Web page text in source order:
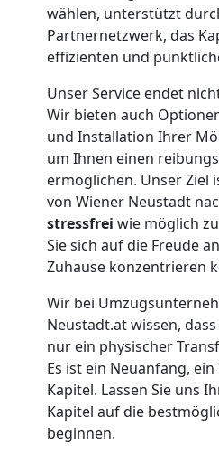
wählen, unterstützt
Partnernetzwerk, das
effizienten und
Unser Service endet
Wir bieten auch
und Installation Ihrer
um Ihnen einen
ermöglichen. Unser Ziel
von Wiener Neustadt
stressfrei wie möglich
Sie sich auf die Freude
Zuhause konzentrieren
Wir bei
Neustadt.at wissen,
nur ein physischer
Es ist ein Neuanfang,
Kapitel. Lassen Sie uns
Kapitel auf die
beginnen.
Möbellift
Wiener
Neustadt
Übersiedlung
Wiener
Neustadt
Wiener
Neustadt